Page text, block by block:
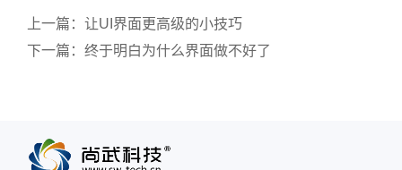
上一篇： 让UI界面更高级的小技巧
下一篇： 终于明白为什么界面做不好了